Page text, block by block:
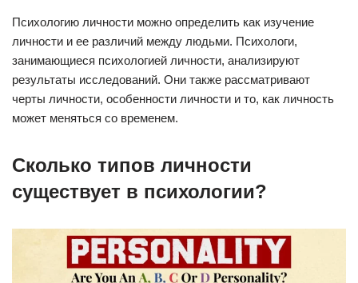
Психологию личности можно определить как изучение
личности и ее различий между людьми. Психологи,
занимающиеся психологией личности, анализируют
результаты исследований. Они также рассматривают
черты личности, особенности личности и то, как личность
может меняться со временем.
Сколько типов личности
существует в психологии?